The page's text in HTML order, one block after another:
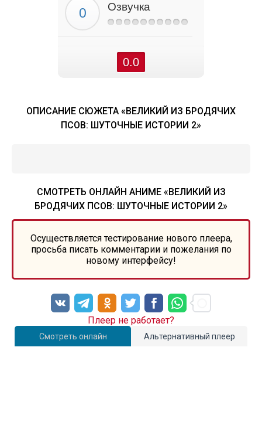
Озвучка
0.0
ОПИСАНИЕ СЮЖЕТА «ВЕЛИКИЙ ИЗ БРОДЯЧИХ
ПСОВ: ШУТОЧНЫЕ ИСТОРИИ 2»
СМОТРЕТЬ ОНЛАЙН АНИМЕ «ВЕЛИКИЙ ИЗ
БРОДЯЧИХ ПСОВ: ШУТОЧНЫЕ ИСТОРИИ 2»
Осуществляется тестирование нового плеера,
просьба писать комментарии и пожелания по
новому интерфейсу!
Смотреть онлайн Альтернативный плеер
Плеер не работает?